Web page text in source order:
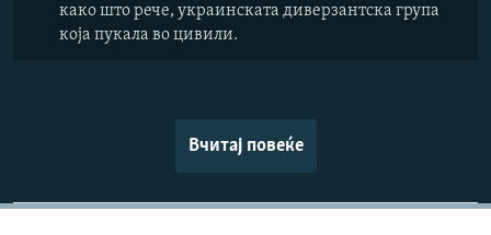
како што рече, украинската диверзантска група
која пукала во цивили.
Вчитај повеќе